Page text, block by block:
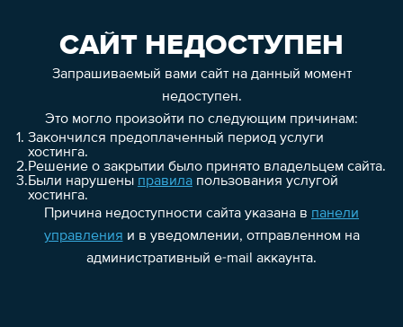
САЙТ НЕДОСТУПЕН
Запрашиваемый вами сайт на данный момент
недоступен.
Это могло произойти по следующим причинам:
1. Закончился предоплаченный период услуги
хостинга.
2.Решение о закрытии было принято владельцем сайта.
3.Были нарушены правилапользования услугой
хостинга.
Причина недоступности сайта указана в панели
управления и в уведомлении, отправленном на
административный e-mail аккаунта.